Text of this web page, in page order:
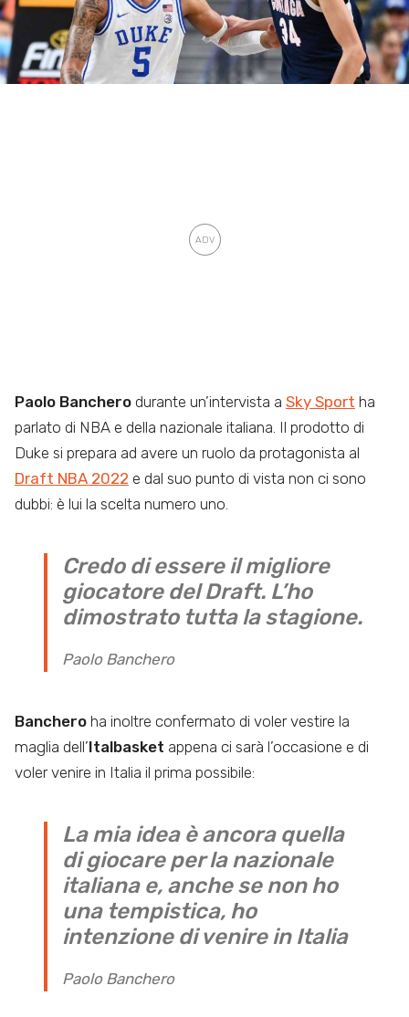
Paolo Banchero durante un’intervista a Sky Sport ha
parlato di NBA e della nazionale italiana. Il prodotto di
Duke si prepara ad avere un ruolo da protagonista al
Draft NBA 2022 e dal suo punto di vista non ci sono
dubbi: è lui la scelta numero uno.
Credo di essere il migliore
giocatore del Draft. L’ho
dimostrato tutta la stagione.
Paolo Banchero
Banchero ha inoltre confermato di voler vestire la
maglia dell’Italbasket appena ci sarà l’occasione e di
voler venire in Italia il prima possibile:
La mia idea è ancora quella
di giocare per la nazionale
italiana e, anche se non ho
una tempistica, ho
intenzione di venire in Italia
Paolo Banchero